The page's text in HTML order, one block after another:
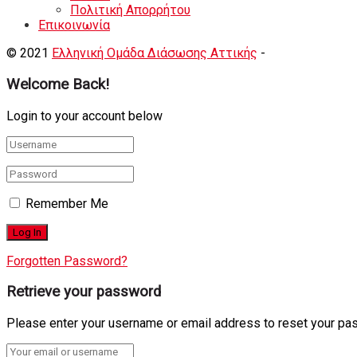
Πολιτική Απορρήτου
Eπικοινωνία
© 2021 Ελληνική Ομάδα Διάσωσης Αττικής -
Welcome Back!
Login to your account below
Remember Me
Forgotten Password?
Retrieve your password
Please enter your username or email address to reset your